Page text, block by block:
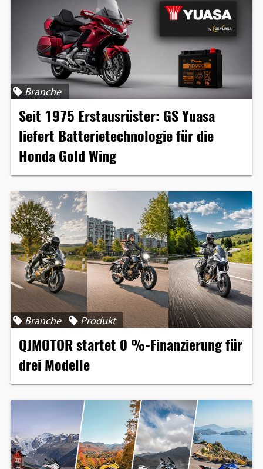
Branche
Seit 1975 Erstausrüster: GS Yuasa
liefert Batterietechnologie für die
Honda Gold Wing
Branche Produkt
QJMOTOR startet 0 %-Finanzierung für
drei Modelle